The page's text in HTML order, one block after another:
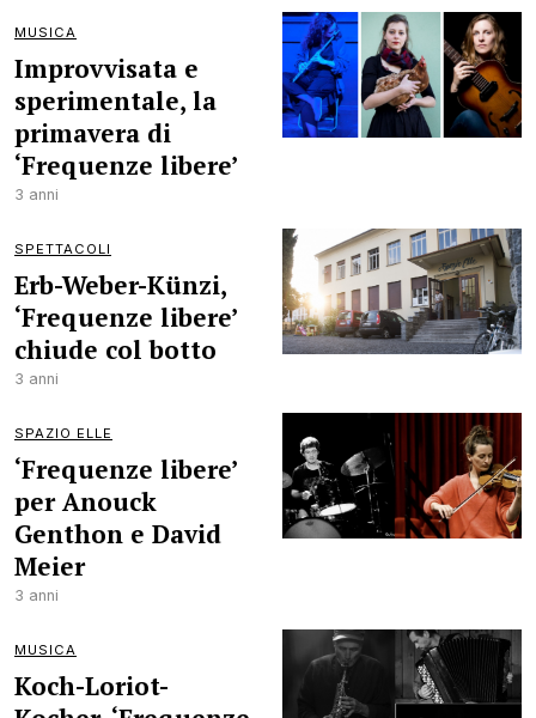
MUSICA
Improvvisata e
sperimentale, la
primavera di
‘Frequenze libere’
3 anni
SPETTACOLI
Erb-Weber-Künzi,
‘Frequenze libere’
chiude col botto
3 anni
SPAZIO ELLE
‘Frequenze libere’
per Anouck
Genthon e David
Meier
3 anni
MUSICA
Koch-Loriot-